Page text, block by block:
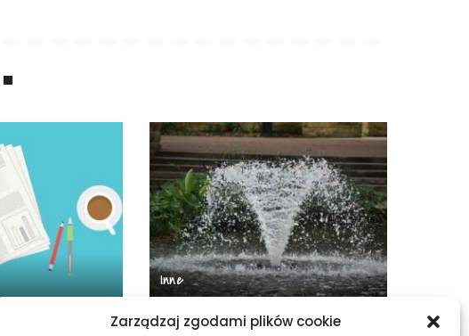
Zarządzaj zgodami plików cookie
dla czyściw
Inne
Jakie emocje towarzyszą